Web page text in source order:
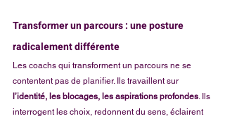
Transformer un parcours : une posture
radicalement différente
Les coachs qui transforment un parcours ne se
contentent pas de planifier. Ils travaillent sur
l’identité, les blocages, les aspirations profondes . Ils
interrogent les choix, redonnent du sens, éclairent